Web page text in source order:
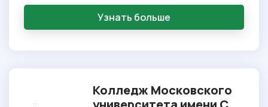
Узнать больше
Колледж Московского